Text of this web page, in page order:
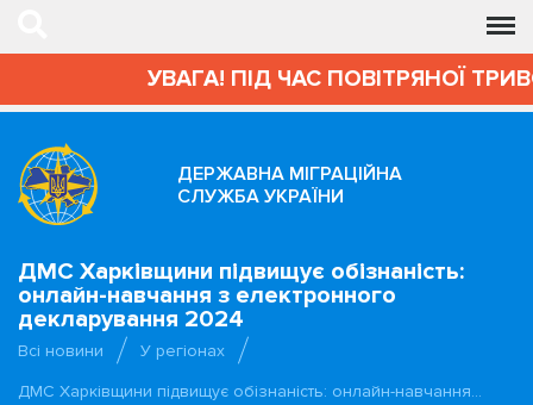
УВАГА! ПІД ЧАС ПОВІТРЯНОЇ
ДЕРЖАВНА МІГРАЦІЙНА
СЛУЖБА УКРАЇНИ
ДМС Харківщини підвищує обізнаність:
онлайн-навчання з електронного
декларування 2024
Всі новини
У регіонах
ДМС Харківщини підвищує обізнаність: онлайн-навчання…